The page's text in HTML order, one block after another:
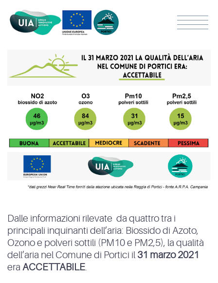
Dalle informazioni rilevate da quattro tra i
principali inquinanti dell’aria: Biossido di Azoto,
Ozono e polveri sottili (PM10 e PM2,5), la qualità
dell’aria nel Comune di Portici il 31 marzo 2021
era ACCETTABILE.